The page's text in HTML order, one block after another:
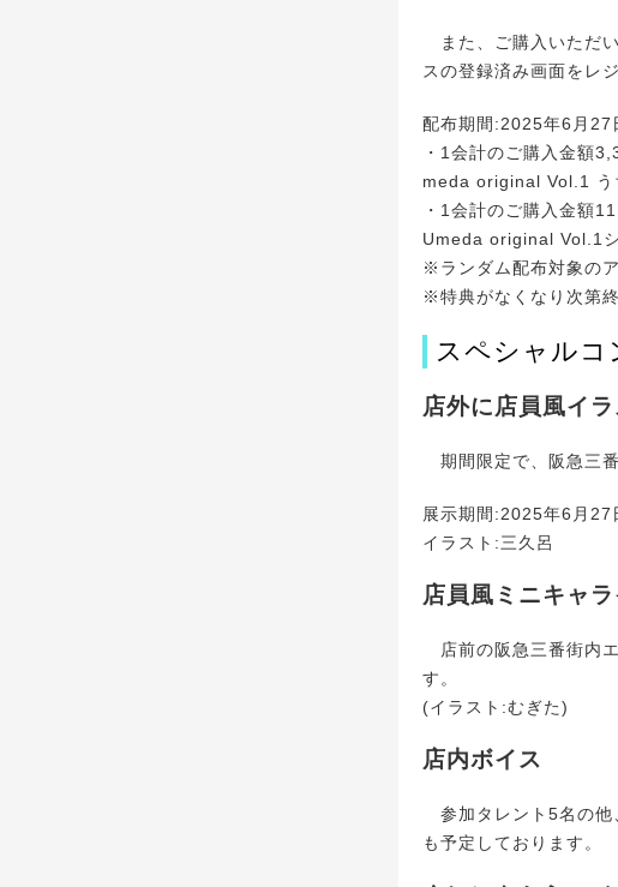
また、ご購入いただ
スの登録済み画面をレ
配布期間:2025年6月27
・1会計のご購入金額
meda original Vol.1 う
・1会計のご購入金額
Umeda original Vol.1
※ランダム配布対象の
※特典がなくなり次第
スペシャルコ
店外に店員風イ
期間限定で、阪急三
展示期間:2025年6月
イラスト:三久呂
店員風ミニキャ
店前の阪急三番街内
す。
(イラスト:むぎた)
店内ボイス
参加タレント5名の他
も予定しております。